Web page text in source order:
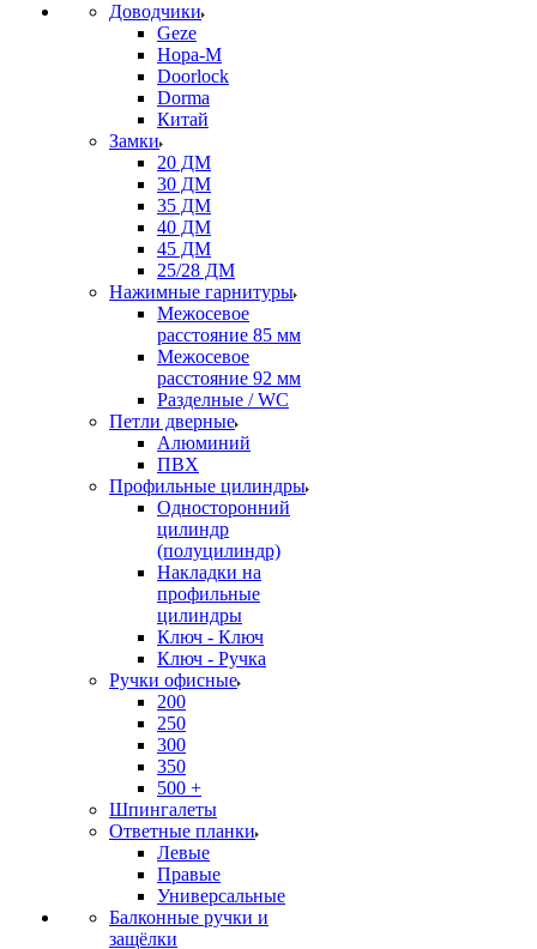
Доводчики
Geze
Нора-М
Doorlock
Dorma
Китай
Замки
20 ДМ
30 ДМ
35 ДМ
40 ДМ
45 ДМ
25/28 ДМ
Нажимные гарнитуры
Межосевое
расстояние 85 мм
Межосевое
расстояние 92 мм
Разделные / WC
Петли дверные
Алюминий
ПВХ
Профильные цилиндры
Односторонний
цилиндр
(полуцилиндр)
Накладки на
профильные
цилиндры
Ключ - Ключ
Ключ - Ручка
Ручки офисные
200
250
300
350
500 +
Шпингалеты
Ответные планки
Левые
Правые
Универсальные
Балконные ручки и
защёлки